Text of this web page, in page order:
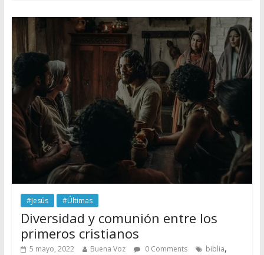
#Jesús #Últimas
Diversidad y comunión entre los
primeros cristianos
5 mayo, 2022 Buena Voz 0 Comments biblia,